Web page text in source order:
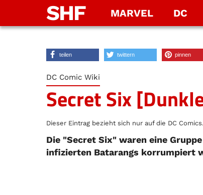
SHF MARVEL DC
teilen twittern pinnen
DC Comic Wiki
Secret Six
Dieser Eintrag bezieht sich nur auf die DC
Die "Secret Six" waren eine
infizierten Batarangs korrumpiert